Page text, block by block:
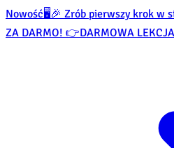
Nowość🖥️🎉 Zrób pierwszy krok w
ZA DARMO! 👉DARMOWA